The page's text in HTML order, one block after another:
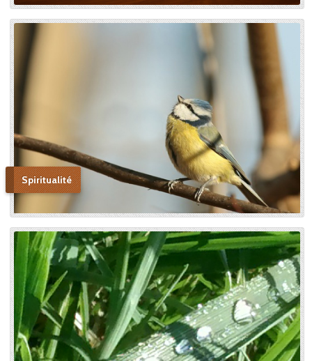
autels, mais l’instrument dont
le bon Dieu s’était servi pour
montrer aux âmes “la voie de
l’enfance spirituelle” afin qu’il
produise tout l’effet pour
lequel il avait été créé. » En
promulguant le décret sur
l’héroïcité des vertus de
Thérèse, le pape Benoît XV
saluera cette « voie de la
confiance et de l’abandon ».
Bonne lecture pour aller de
découvertes en découvertes.
« Autobiographie de la sœur
et novice de la Petite
Thérèse. Histoire d’un tison
arraché du feu. » Edition du
Carmel. 386 pages. 20 Euros
Spiritualité